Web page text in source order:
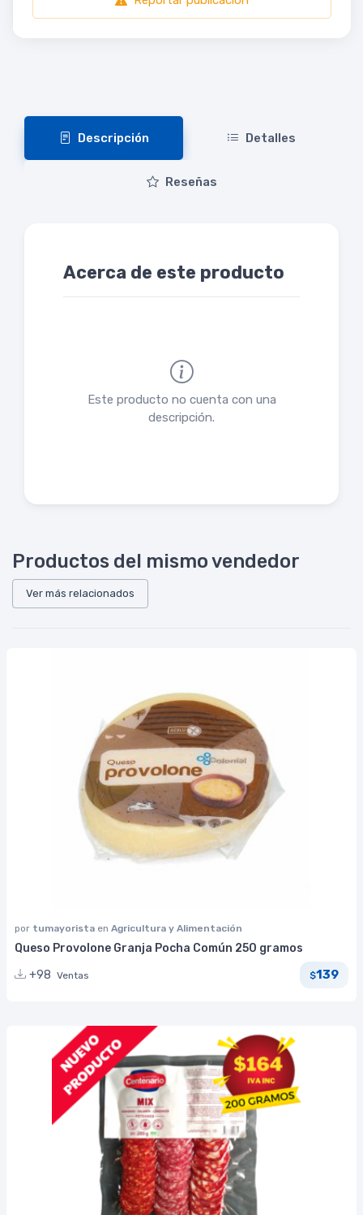
Descripción Detalles
Reseñas
Acerca de este producto
Este producto no cuenta con una
descripción.
Productos del mismo vendedor
Ver más relacionados
por tumayorista en Agricultura y Alimentación
Queso Provolone Granja Pocha Común 250 gramos
+98 Ventas $139